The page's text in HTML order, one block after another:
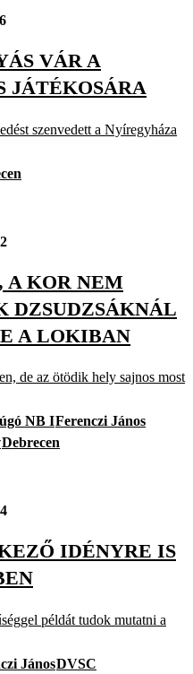
VÁR A
JÁTÉKOSÁRA
szenvedett a Nyíregyháza
A KOR NEM
DZSUDZSÁKNÁL
A LOKIBAN
de az ötödik hely sajnos most
NB IFerenczi János
Debrecen
IDÉNYRE IS
példát tudok mutatni a
JánosDVSC